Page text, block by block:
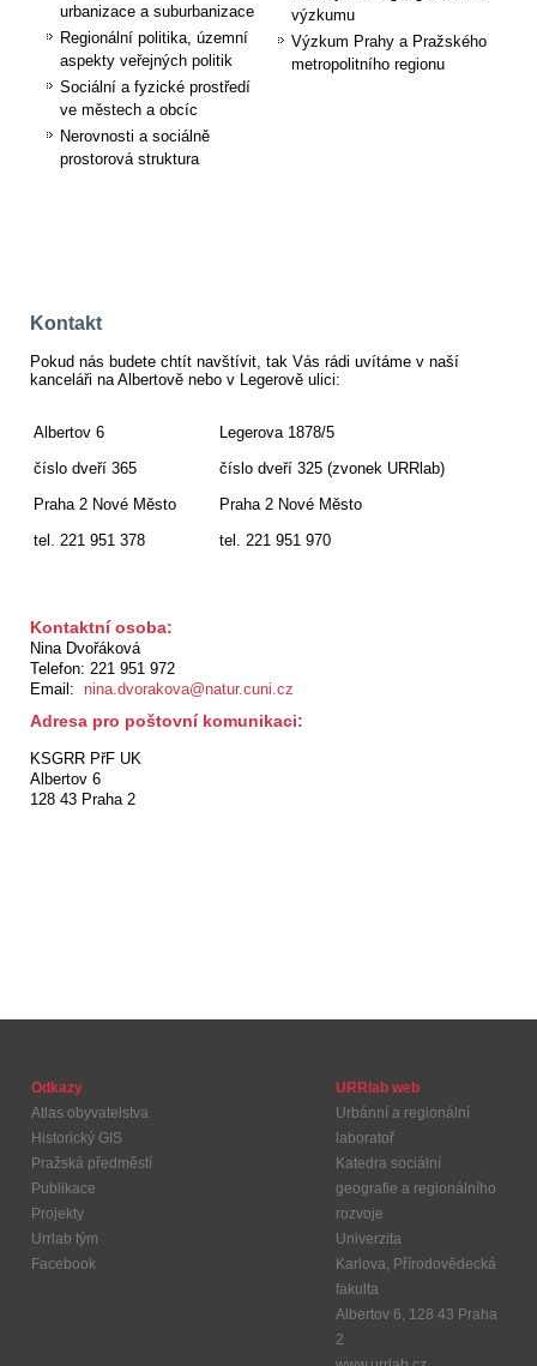
urbanizace a suburbanizace
Regionální politika, územní
aspekty veřejných politik
Sociální a fyzické prostředí
ve městech a obcíc
Nerovnosti a sociálně
prostorová struktura
výzkumu
Výzkum Prahy a Pražského
metropolitního regionu
Kontakt
Pokud nás budete chtít navštívit, tak Vás rádi uvítáme v naší
kanceláři na Albertově nebo v Legerově ulici:
Albertov 6
číslo dveří 365
Praha 2 Nové Město
tel. 221 951 378
Legerova 1878/5
číslo dveří 325 (zvonek URRlab)
Praha 2 Nové Město
tel. 221 951 970
Kontaktní osoba:
Nina Dvořáková
Telefon: 221 951 972
Email: nina.dvorakova@natur.cuni.cz
Adresa pro poštovní komunikaci:
KSGRR PřF UK
Albertov 6
128 43 Praha 2
Odkazy
Atlas obyvatelstva
Historický GIS
Pražská předměstí
Publikace
Projekty
Urrlab tým
Facebook
URRlab web
Urbánní a regionální
laboratoř
Katedra sociální
geografie a regionálního
rozvoje
Univerzita
Karlova, Přírodovědecká
fakulta
Albertov 6, 128 43 Praha
2